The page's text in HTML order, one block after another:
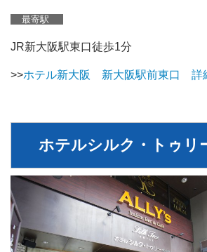
最寄駅
JR新大阪駅東口徒歩1分
>>ホテル新大阪 新大阪駅前東口 詳
ホテルシルク・トゥリ